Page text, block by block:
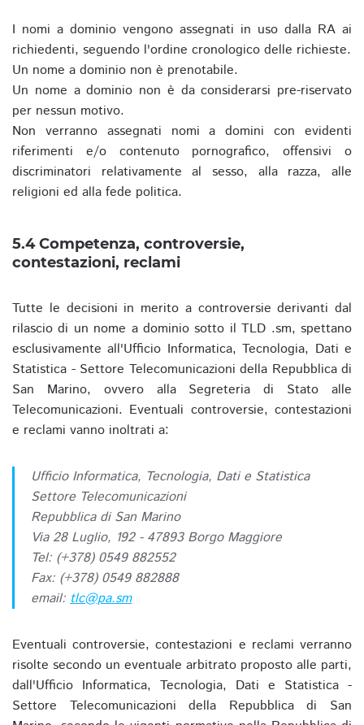
I nomi a dominio vengono assegnati in uso dalla RA ai
richiedenti, seguendo l'ordine cronologico delle richieste.
Un nome a dominio non è prenotabile.
Un nome a dominio non è da considerarsi pre-riservato
per nessun motivo.
Non verranno assegnati nomi a domini con evidenti
riferimenti e/o contenuto pornografico, offensivi o
discriminatori relativamente al sesso, alla razza, alle
religioni ed alla fede politica.
5.4 Competenza, controversie,
contestazioni, reclami
Tutte le decisioni in merito a controversie derivanti dal
rilascio di un nome a dominio sotto il TLD .sm, spettano
esclusivamente all'Ufficio Informatica, Tecnologia, Dati e
Statistica - Settore Telecomunicazioni della Repubblica di
San Marino, ovvero alla Segreteria di Stato alle
Telecomunicazioni. Eventuali controversie, contestazioni
e reclami vanno inoltrati a:
Ufficio Informatica, Tecnologia, Dati e Statistica
Settore Telecomunicazioni
Repubblica di San Marino
Via 28 Luglio, 192 - 47893 Borgo Maggiore
Tel: (+378) 0549 882552
Fax: (+378) 0549 882888
email: tlc@pa.sm
Eventuali controversie, contestazioni e reclami verranno
risolte secondo un eventuale arbitrato proposto alle parti,
dall'Ufficio Informatica, Tecnologia, Dati e Statistica -
Settore Telecomunicazioni della Repubblica di San